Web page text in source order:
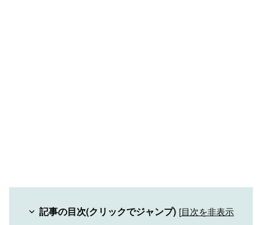
記事の目次(クリックでジャンプ) [目次を非表示